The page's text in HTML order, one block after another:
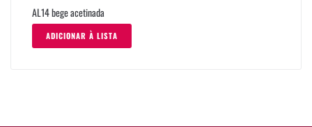
AL14 bege acetinada
ADICIONAR À LISTA